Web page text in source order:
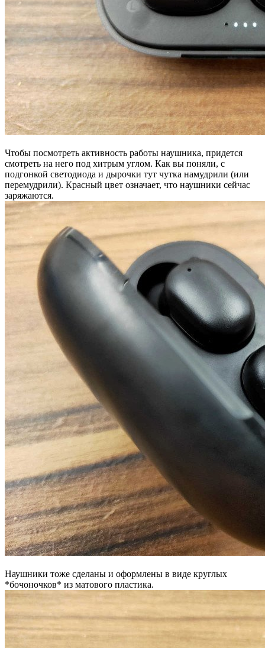
Чтобы посмотреть активность работы наушника, придется
смотреть на него под хитрым углом. Как вы поняли, с
подгонкой светодиода и дырочки тут чутка намудрили (или
перемудрили). Красный цвет означает, что наушники сейчас
заряжаются.
Наушники тоже сделаны и оформлены в виде круглых
*бочоночков* из матового пластика.